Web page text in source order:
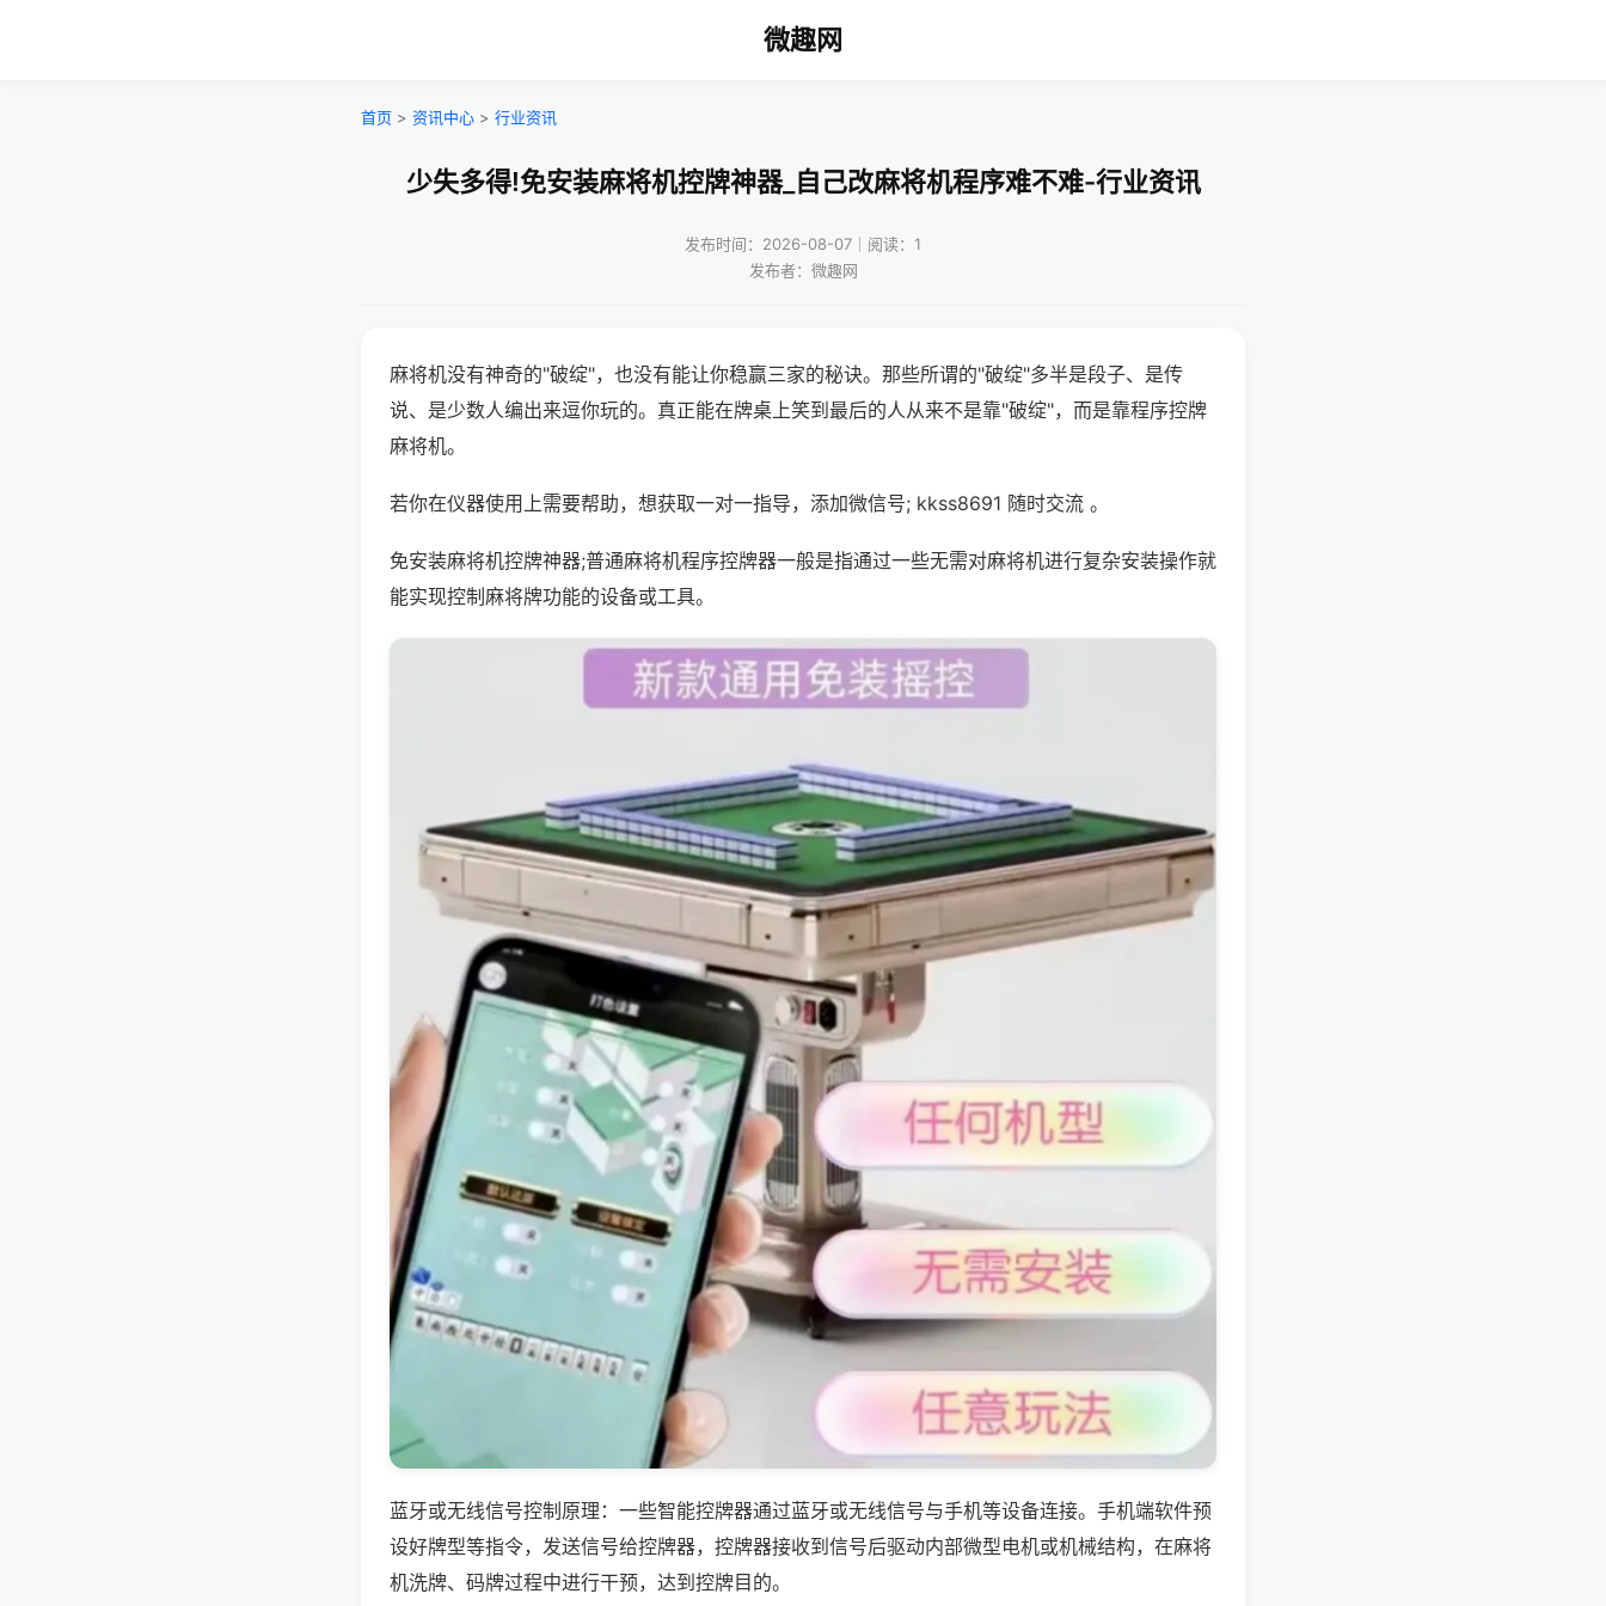
微趣网
首页 > 资讯中心 > 行业资讯
少失多得!免安装麻将机控牌神器_自己改麻将机程序难不难-行业资讯
发布时间：2026-08-07｜阅读：1
发布者：微趣网
麻将机没有神奇的"破绽"，也没有能让你稳赢三家的秘诀。那些所谓的"破绽"多半是段子、是传
说、是少数人编出来逗你玩的。真正能在牌桌上笑到最后的人从来不是靠"破绽"，而是靠程序控牌
麻将机。
若你在仪器使用上需要帮助，想获取一对一指导，添加微信号; kkss8691 随时交流 。
免安装麻将机控牌神器;普通麻将机程序控牌器一般是指通过一些无需对麻将机进行复杂安装操作就
能实现控制麻将牌功能的设备或工具。
蓝牙或无线信号控制原理：一些智能控牌器通过蓝牙或无线信号与手机等设备连接。手机端软件预
设好牌型等指令，发送信号给控牌器，控牌器接收到信号后驱动内部微型电机或机械结构，在麻将
机洗牌、码牌过程中进行干预，达到控牌目的。